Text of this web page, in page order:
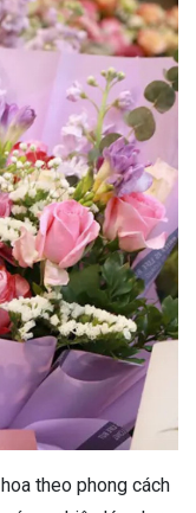
theo phong cách